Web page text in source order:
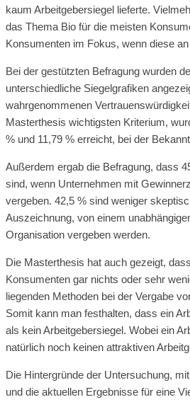
kaum Arbeitgebersiegel lieferte.
das Thema Bio für die meisten
Konsumenten im Fokus, wenn diese
Bei der gestützten Befragung wurden
unterschiedliche Siegelgrafiken
wahrgenommenen
Masterthesis wichtigsten Kriterium,
% und 11,79 % erreicht, bei der
Außerdem ergab die Befragung, dass
sind, wenn Unternehmen mit
vergeben. 42,5 % sind weniger
Auszeichnung, von einem
Organisation vergeben werden.
Die Masterthesis hat auch gezeigt,
Konsumenten gar nichts oder sehr
liegenden Methoden bei der Vergabe
Somit kann man festhalten, dass ein
als kein Arbeitgebersiegel. Wobei ein
natürlich noch keinen attraktiven
Die Hintergründe der Untersuchung,
und die aktuellen Ergebnisse für eine